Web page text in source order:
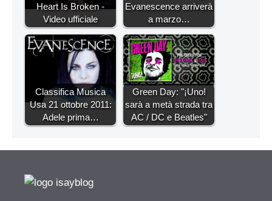
Heart Is Broken -
Video ufficiale
Evanescence arriverà
a marzo…
Classifica Musica
Usa 21 ottobre 2011:
Adele prima…
Green Day: "¡Uno!
sarà a metà strada tra
AC / DC e Beatles"